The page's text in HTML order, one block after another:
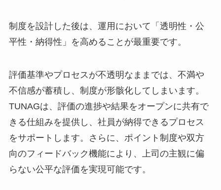
制度を設計した後は、運用において「透明性・公
平性・納得性」を高めることが最重要です。
評価基準やプロセスが不透明なままでは、不満や
不信感が蓄積し、制度が形骸化してしまいます。
TUNAGは、評価の進捗や結果をオープンに共有で
きる仕組みを提供し、社員が納得できるプロセス
をサポートします。さらに、ポイント制度や双方
向のフィードバック機能により、上司の主観に偏
らない公平な評価を実現可能です。